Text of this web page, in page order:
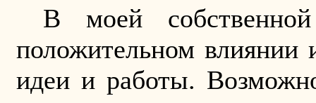
В моей
положительном влиянии
идеи и работы.